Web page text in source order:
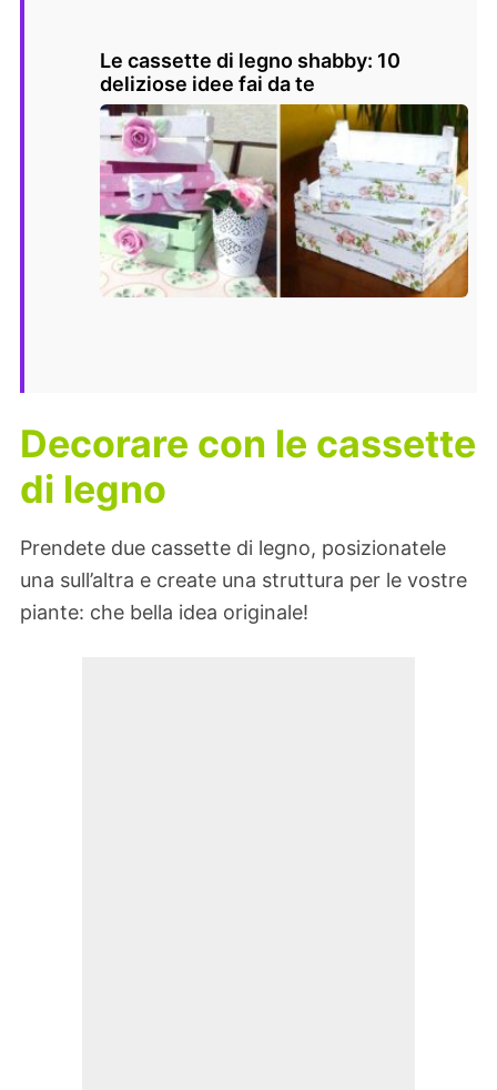
Le cassette di legno shabby: 10
deliziose idee fai da te
Decorare con le cassette
di legno
Prendete due cassette di legno, posizionatele
una sull’altra e create una struttura per le vostre
piante: che bella idea originale!